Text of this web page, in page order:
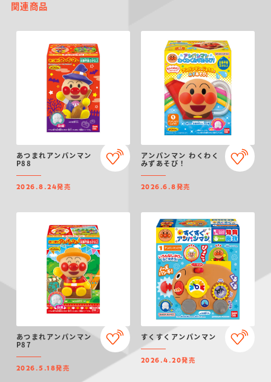
関連商品
あつまれアンパンマン
P88
2026.8.24発売
アンパンマン わくわく
みずあそび！
2026.6.8発売
あつまれアンパンマン
P87
2026.5.18発売
すくすくアンパンマン
2026.4.20発売